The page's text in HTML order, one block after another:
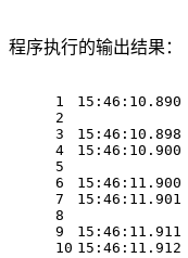
程序执行的输出结果：
1
2
3
4
5
6
7
8
9
10
15 : 46 : 10.890
15 : 46 : 10.898
15 : 46 : 10.900
15 : 46 : 11.900
15 : 46 : 11.901
15 : 46 : 11.911
15 : 46 : 11.912